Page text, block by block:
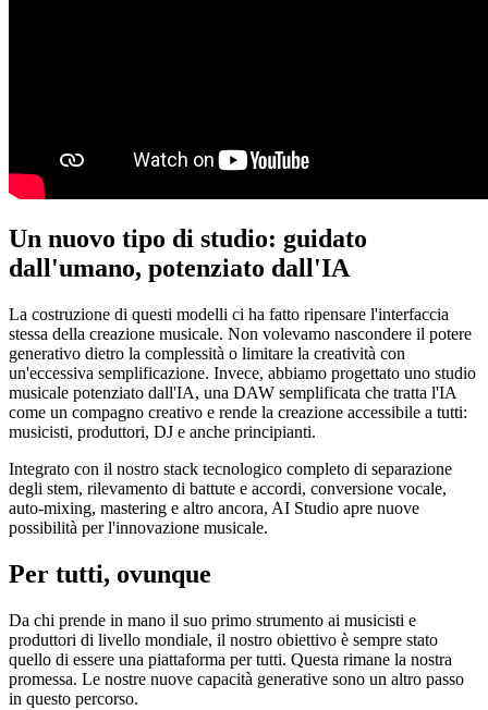
Un nuovo tipo di studio: guidato
dall'umano, potenziato dall'IA
La costruzione di questi modelli ci ha fatto ripensare l'interfaccia
stessa della creazione musicale. Non volevamo nascondere il potere
generativo dietro la complessità o limitare la creatività con
un'eccessiva semplificazione. Invece, abbiamo progettato uno studio
musicale potenziato dall'IA, una DAW semplificata che tratta l'IA
come un compagno creativo e rende la creazione accessibile a tutti:
musicisti, produttori, DJ e anche principianti.
Integrato con il nostro stack tecnologico completo di separazione
degli stem, rilevamento di battute e accordi, conversione vocale,
auto-mixing, mastering e altro ancora, AI Studio apre nuove
possibilità per l'innovazione musicale.
Per tutti, ovunque
Da chi prende in mano il suo primo strumento ai musicisti e
produttori di livello mondiale, il nostro obiettivo è sempre stato
quello di essere una piattaforma per tutti. Questa rimane la nostra
promessa. Le nostre nuove capacità generative sono un altro passo
in questo percorso.